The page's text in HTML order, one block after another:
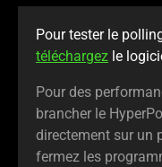
Pour tester le
téléchargez le
Pour des
brancher le
directement sur un
fermez les